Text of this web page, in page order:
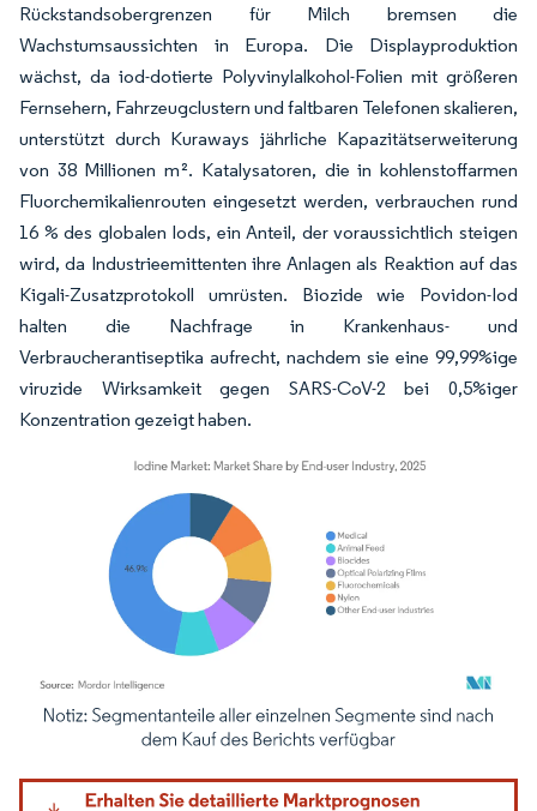
Rückstandsobergrenzen für Milch bremsen die
Wachstumsaussichten in Europa. Die Displayproduktion
wächst, da iod-dotierte Polyvinylalkohol-Folien mit größeren
Fernsehern, Fahrzeugclustern und faltbaren Telefonen skalieren,
unterstützt durch Kuraways jährliche Kapazitätserweiterung
von 38 Millionen m². Katalysatoren, die in kohlenstoffarmen
Fluorchemikalienrouten eingesetzt werden, verbrauchen rund
16 % des globalen Iods, ein Anteil, der voraussichtlich steigen
wird, da Industrieemittenten ihre Anlagen als Reaktion auf das
Kigali-Zusatzprotokoll umrüsten. Biozide wie Povidon-Iod
halten die Nachfrage in Krankenhaus- und
Verbraucherantiseptika aufrecht, nachdem sie eine 99,99%ige
viruzide Wirksamkeit gegen SARS-CoV-2 bei 0,5%iger
Konzentration gezeigt haben.
Bild © Mordor Intelligence. Wiederverwendung erfordert Namensnennung